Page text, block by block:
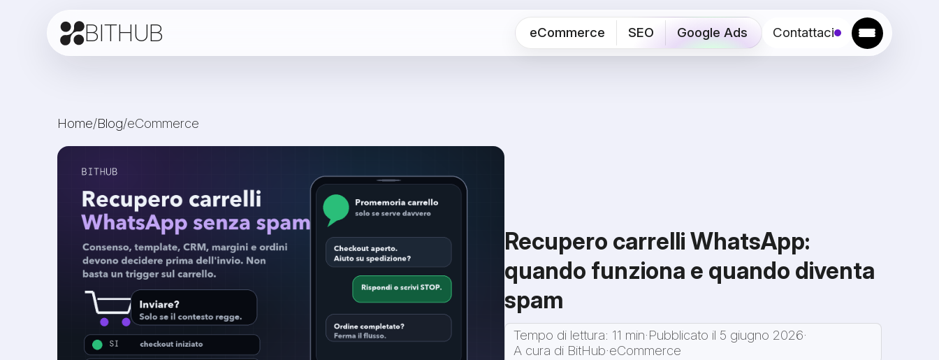
BITHUB eCommerce SEO Google Ads Contattaci
Home/Blog/eCommerce
Recupero carrelli WhatsApp:
quando funziona e quando diventa
spam
Tempo di lettura: 11 min·Pubblicato il 5 giugno 2026·
A cura di BitHub·eCommerce